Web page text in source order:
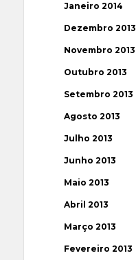
Janeiro 2014
Dezembro 2013
Novembro 2013
Outubro 2013
Setembro 2013
Agosto 2013
Julho 2013
Junho 2013
Maio 2013
Abril 2013
Março 2013
Fevereiro 2013